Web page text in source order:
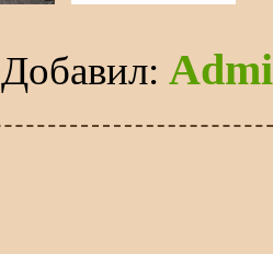
Добавил: